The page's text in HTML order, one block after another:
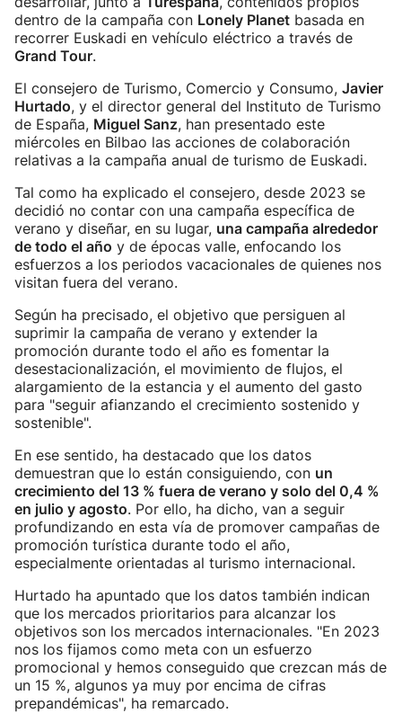
dentro de la campaña con Lonely Planet basada en
recorrer Euskadi en vehículo eléctrico a través de
Grand Tour.
El consejero de Turismo, Comercio y Consumo, Javier
Hurtado, y el director general del Instituto de Turismo
de España, Miguel Sanz, han presentado este
miércoles en Bilbao las acciones de colaboración
relativas a la campaña anual de turismo de Euskadi.
Tal como ha explicado el consejero, desde 2023 se
decidió no contar con una campaña específica de
verano y diseñar, en su lugar, una campaña alrededor
de todo el año y de épocas valle, enfocando los
esfuerzos a los periodos vacacionales de quienes nos
visitan fuera del verano.
Según ha precisado, el objetivo que persiguen al
suprimir la campaña de verano y extender la
promoción durante todo el año es fomentar la
desestacionalización, el movimiento de flujos, el
alargamiento de la estancia y el aumento del gasto
para "seguir afianzando el crecimiento sostenido y
sostenible".
En ese sentido, ha destacado que los datos
demuestran que lo están consiguiendo, con un
crecimiento del 13 % fuera de verano y solo del 0,4 %
en julio y agosto. Por ello, ha dicho, van a seguir
profundizando en esta vía de promover campañas de
promoción turística durante todo el año,
especialmente orientadas al turismo internacional.
Hurtado ha apuntado que los datos también indican
que los mercados prioritarios para alcanzar los
objetivos son los mercados internacionales. "En 2023
nos los fijamos como meta con un esfuerzo
promocional y hemos conseguido que crezcan más de
un 15 %, algunos ya muy por encima de cifras
prepandémicas", ha remarcado.